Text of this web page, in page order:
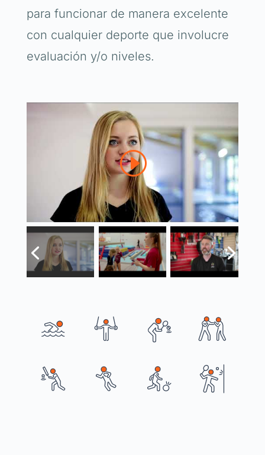
para funcionar de manera excelente
con cualquier deporte que involucre
evaluación y/o niveles.